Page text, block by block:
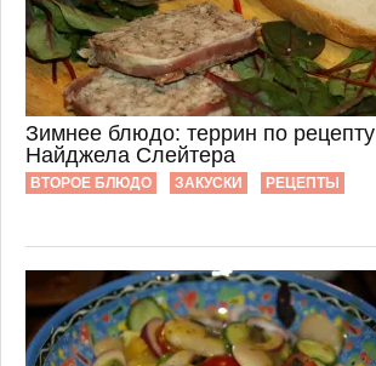
Зимнее блюдо: террин по рецепту
Найджела Слейтера
ВТОРОЕ БЛЮДО ЗАКУСКИ РЕЦЕПТЫ